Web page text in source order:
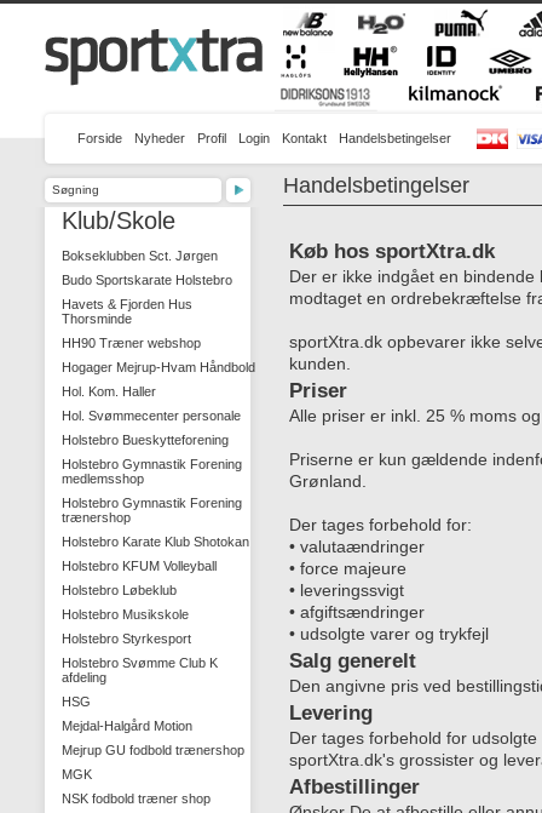
Forside Nyheder Profil Login Kontakt Handelsbetingelser
Klub/Skole
Bokseklubben Sct. Jørgen
Budo Sportskarate Holstebro
Havets & Fjorden Hus
Thorsminde
HH90 Træner webshop
Hogager Mejrup-Hvam Håndbold
Hol. Kom. Haller
Hol. Svømmecenter personale
Holstebro Bueskytteforening
Holstebro Gymnastik Forening
medlemsshop
Holstebro Gymnastik Forening
trænershop
Holstebro Karate Klub Shotokan
Holstebro KFUM Volleyball
Holstebro Løbeklub
Holstebro Musikskole
Holstebro Styrkesport
Holstebro Svømme Club K
afdeling
HSG
Mejdal-Halgård Motion
Mejrup GU fodbold trænershop
MGK
NSK fodbold træner shop
Handelsbetingelser
Køb hos sportXtra.dk
Der er ikke indgået en
modtaget en ordrebekræftelse
sportXtra.dk opbevarer ikke
kunden.
Priser
Alle priser er inkl. 25 % moms
Priserne er kun gældende
Grønland.
Der tages forbehold for:
• valutaændringer
• force majeure
• leveringssvigt
• afgiftsændringer
• udsolgte varer og trykfejl
Salg generelt
Den angivne pris ved
Levering
Der tages forbehold for
sportXtra.dk's grossister og
Afbestillinger